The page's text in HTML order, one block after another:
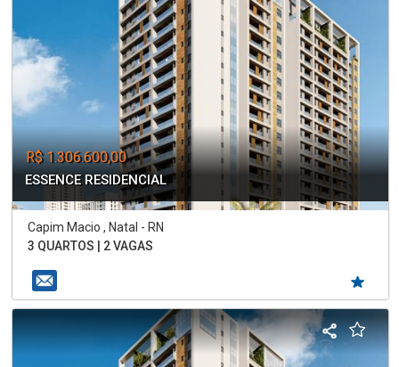
R$ 1.306.600,00
ESSENCE RESIDENCIAL
Capim Macio , Natal - RN
3 QUARTOS | 2 VAGAS